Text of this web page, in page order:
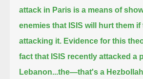
attack in Paris is a means of
enemies that ISIS will hurt them if
attacking it. Evidence for this
fact that ISIS recently attacked a
Lebanon...the—that's a